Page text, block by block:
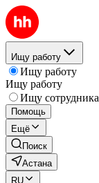
Ищу работу
Ищу работу
Ищу работу
Ищу сотрудника
Помощь
Ещё
Поиск
Астана
RU